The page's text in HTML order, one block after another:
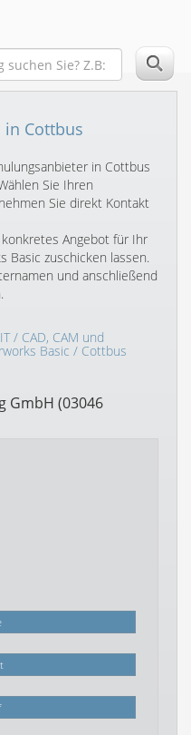
in Cottbus
in Cottbus
Sie Ihren
Sie direkt Kontakt
Angebot für Ihr
Basic zuschicken lassen.
und anschließend
IT/ CAD, CAM und
Basic / Cottbus
GmbH (03046